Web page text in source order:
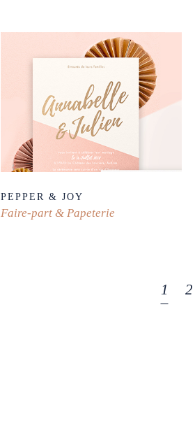
PEPPER & JOY
Faire-part & Papeterie
1 2